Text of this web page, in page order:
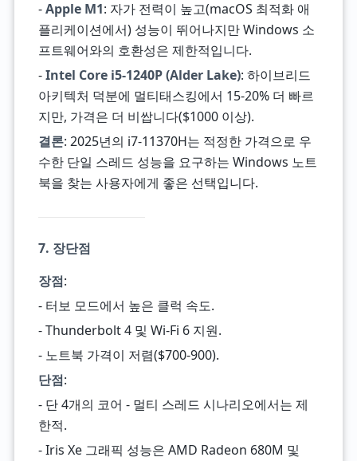
-Apple M1: 자가 전력이 높고(macOS 최적화 애
플리케이션에서) 성능이 뛰어나지만 Windows 소
프트웨어와의 호환성은 제한적입니다.
-Intel Core i5-1240P (Alder Lake): 하이브리드
아키텍처 덕분에 멀티태스킹에서 15-20% 더 빠르
지만, 가격은 더 비쌉니다($1000 이상).
결론: 2025년의 i7-11370H는 적정한 가격으로 우
수한 단일 스레드 성능을 요구하는 Windows 노트
북을 찾는 사용자에게 좋은 선택입니다.
7. 장단점
장점:
- 터보 모드에서 높은 클럭 속도.
- Thunderbolt 4 및 Wi-Fi 6 지원.
- 노트북 가격이 저렴($700-900).
단점:
- 단 4개의 코어 - 멀티 스레드 시나리오에서는 제
한적.
- Iris Xe 그래픽 성능은 AMD Radeon 680M 및